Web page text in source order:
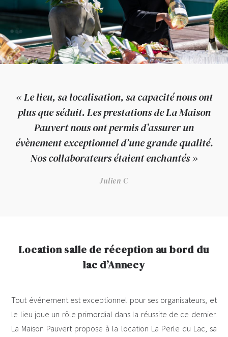
« Le lieu, sa localisation, sa capacité nous ont
plus que séduit. Les prestations de La Maison
Pauvert nous ont permis d’assurer un
évènement exceptionnel d’une grande qualité.
Nos collaborateurs étaient enchantés »
Julien C
Location salle de réception au bord du
lac d’Annecy
Tout événement est exceptionnel pour ses organisateurs, et
le lieu joue un rôle primordial dans la réussite de ce dernier.
La Maison Pauvert propose à la location La Perle du Lac, sa